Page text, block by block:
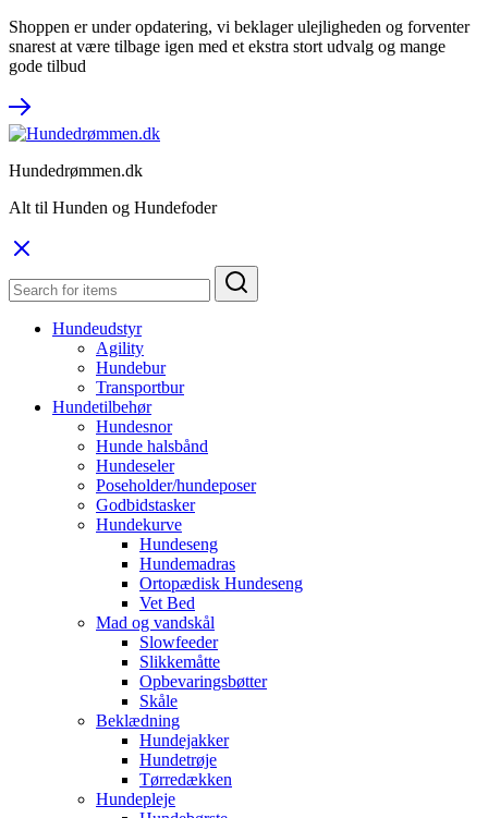
Shoppen er under opdatering, vi beklager ulejligheden og forventer
snarest at være tilbage igen med et ekstra stort udvalg og mange
gode tilbud
Hundedrømmen.dk
Alt til Hunden og Hundefoder
Hundeudstyr
Agility
Hundebur
Transportbur
Hundetilbehør
Hundesnor
Hunde halsbånd
Hundeseler
Poseholder/hundeposer
Godbidstasker
Hundekurve
Hundeseng
Hundemadras
Ortopædisk Hundeseng
Vet Bed
Mad og vandskål
Slowfeeder
Slikkemåtte
Opbevaringsbøtter
Skåle
Beklædning
Hundejakker
Hundetrøje
Tørredækken
Hundepleje